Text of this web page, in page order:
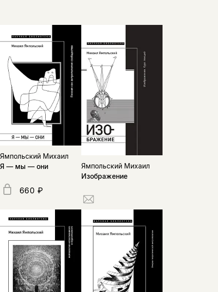
Ямпольский Михаил
Я — мы — они
660 ₽
Ямпольский Михаил
Изображение